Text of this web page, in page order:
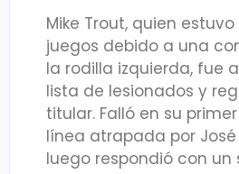
Mike Trout, quien
juegos debido a una
la rodilla izquierda, fue
lista de lesionados y
titular. Falló en su
línea atrapada por José
luego respondió con un